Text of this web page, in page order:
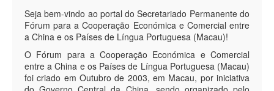
Seja bem-vindo ao portal do Secretariado Permanente do
Fórum para a Cooperação Económica e Comercial entre
a China e os Países de Língua Portuguesa (Macau)!
O Fórum para a Cooperação Económica e Comercial
entre a China e os Países de Língua Portuguesa (Macau)
foi criado em Outubro de 2003, em Macau, por iniciativa